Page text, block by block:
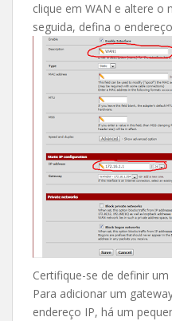
clique em WAN e altere o
seguida, defina o
Certifique-se de definir
Para adicionar um
endereço IP, há um